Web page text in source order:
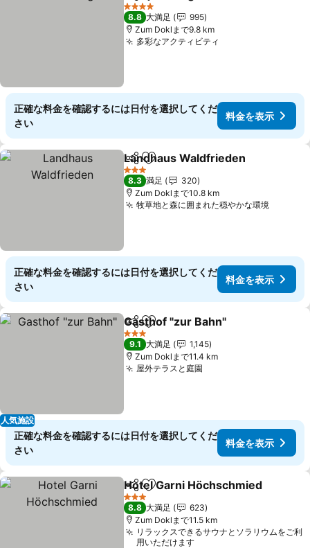
4 ホテルのランク
8.8 大満足
995
Zum Doklまで9.8 km
多彩なアクティビティ
正確な料金を確認するには日付を選択してくだ
さい
料金を表示
シェアお気に入りに追加
Landhaus Waldfrieden
3 ホテルのランク
8.3 満足
320
Zum Doklまで10.8 km
牧草地と森に囲まれた穏やかな環境料金を
正確な料金を確認するには日付を選択してくだ
さい
料金を表示
人気施設
シェアお気に入りに追加
Gasthof "zur Bahn"
3 ホテルのランク
9.1 大満足
1,145
Zum Doklまで11.4 km
屋外テラスと庭園
正確な料金を確認するには日付を選択してくだ
さい
料金を表示
シェアお気に入りに追加
Hotel Garni Höchschmied
3 ホテルのランク
8.8 大満足
623
Zum Doklまで11.5 km
リラックスできるサウナとソラリウムをご利
用いただけます